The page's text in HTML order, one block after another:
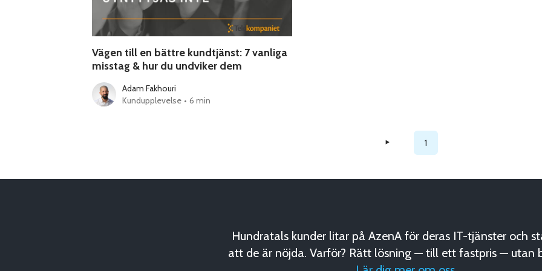
Vägen till en bättre kundtjänst: 7 vanliga
misstag & hur du undviker dem
Adam Fakhouri
Kundupplevelse • 6 min
‣ 1
Hundratals kunder litar på AzenA för deras IT-tjänster och
att de är nöjda. Varför? Rätt lösning — till ett fastpris — utan